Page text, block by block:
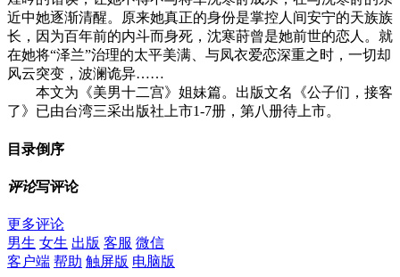
近中她逐渐清醒。原来她真正的身份是掌控人间安宁的天族族
长，因为百年前的内斗而身死，沈寒莳曾是她前世的恋人。就
在她将“泽兰”治理的太平美满、与凤衣爱恋深重之时，一切却
风云突变，波澜诡异……
本文为《美男十二宫》姐妹篇。出版文名《公子们，接客
了》已由台湾三采出版社上市1-7册，第八册待上市。
目录倒序
评论写评论
更多评论
男生 女生 出版 客服 微信
客户端 帮助 触屏版 电脑版